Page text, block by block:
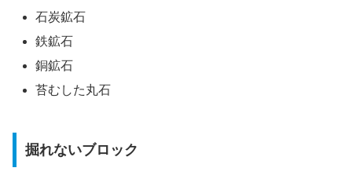
石炭鉱石
鉄鉱石
銅鉱石
苔むした丸石
掘れないブロック